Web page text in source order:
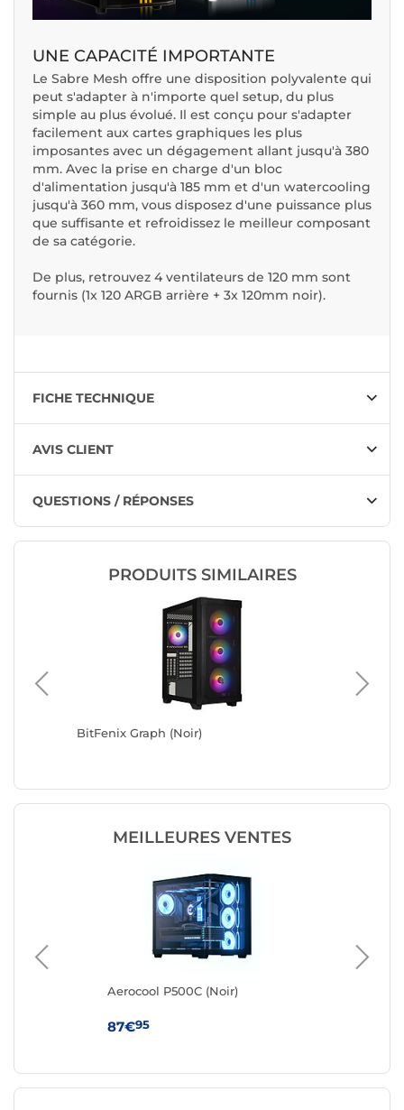
UNE CAPACITÉ IMPORTANTE
Le Sabre Mesh offre une disposition polyvalente qui
peut s'adapter à n'importe quel setup, du plus
simple au plus évolué. Il est conçu pour s'adapter
facilement aux cartes graphiques les plus
imposantes avec un dégagement allant jusqu'à 380
mm. Avec la prise en charge d'un bloc
d'alimentation jusqu'à 185 mm et d'un watercooling
jusqu'à 360 mm, vous disposez d'une puissance plus
que suffisante et refroidissez le meilleur composant
de sa catégorie.
De plus, retrouvez 4 ventilateurs de 120 mm sont
fournis (1x 120 ARGB arrière + 3x 120mm noir).
FICHE TECHNIQUE
AVIS CLIENT
QUESTIONS / RÉPONSES
PRODUITS SIMILAIRES
BitFenix Graph (Noir)
MEILLEURES VENTES
Aerocool P500C (Noir)
87€95